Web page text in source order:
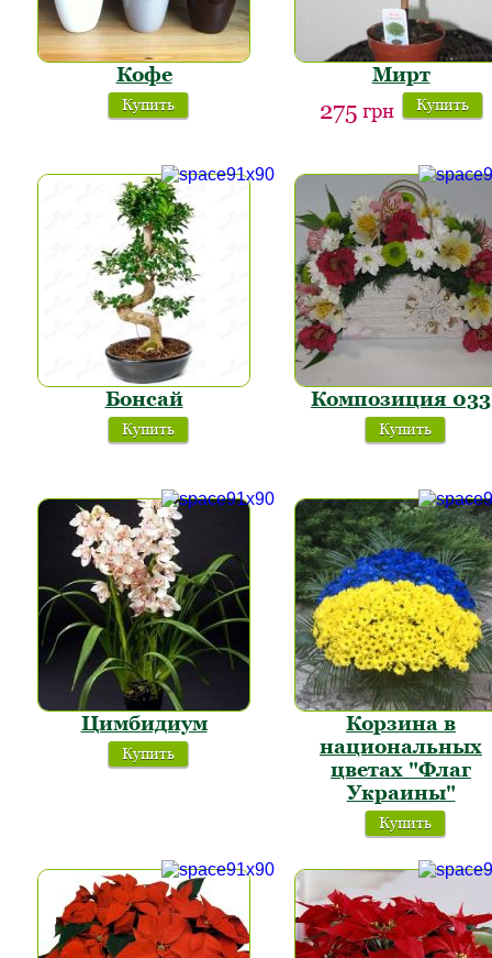
Кофе
Купить
Мирт
275 грн Купить
Бонсай
Купить
Композиция 033
Купить
Цимбидиум
Купить
Корзина в
национальных
цветах "Флаг
Украины"
Купить